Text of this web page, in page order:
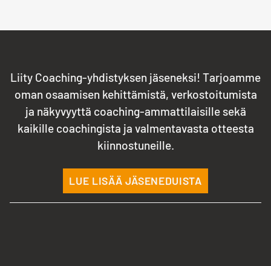
Liity Coaching-yhdistyksen jäseneksi! Tarjoamme
oman osaamisen kehittämistä, verkostoitumista
ja näkyvyyttä coaching-ammattilaisille sekä
kaikille coachingista ja valmentavasta otteesta
kiinnostuneille.
LUE LISÄÄ JÄSENEDUISTA